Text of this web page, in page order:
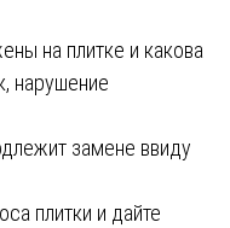
на плитке и какова
нарушение
замене ввиду
плитки и дайте